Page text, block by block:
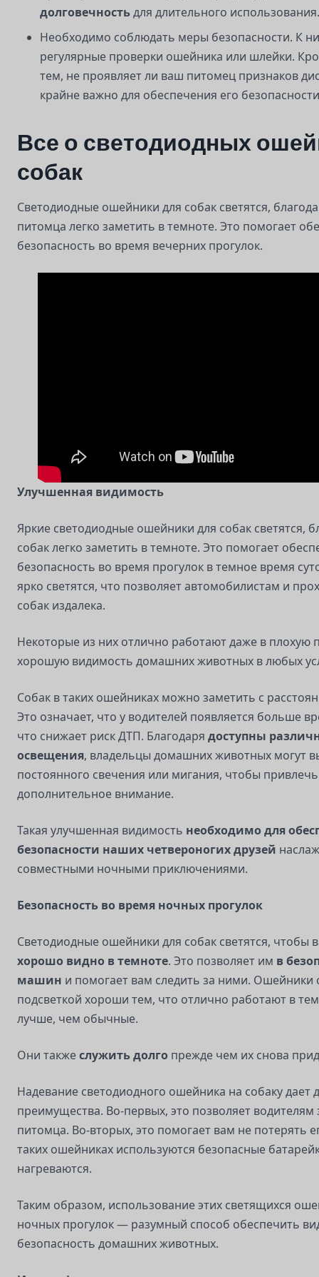
долговечностьдля длительного использования.
Необходимо соблюдать меры безопасности. К
регулярные проверки ошейника или шлейки.
тем, не проявляет ли ваш питомец признаков
крайне важно для обеспечения его
Все о светодиодных
собак
Светодиодные ошейники для собак светятся,
питомца легко заметить в темноте. Это помогает
безопасность во время вечерних прогулок.
Улучшенная видимость
Яркие светодиодные ошейники для собак светятся,
собак легко заметить в темноте. Это помогает
безопасность во время прогулок в темное время
ярко светятся, что позволяет автомобилистам и
собак издалека.
Некоторые из них отлично работают даже в плохую
хорошую видимость домашних животных в любых
Собак в таких ошейниках можно заметить с
Это означает, что у водителей появляется больше
что снижает риск ДТП. Благодаря доступны
освещения, владельцы домашних животных могут
постоянного свечения или мигания, чтобы
дополнительное внимание.
Такая улучшенная видимость необходимо для
безопасности наших четвероногих друзей
совместными ночными приключениями.
Безопасность во время ночных прогулок
Светодиодные ошейники для собак светятся, чтобы
хорошо видно в темноте. Это позволяет им в
машин и помогает вам следить за ними. Ошейники
подсветкой хороши тем, что отлично работают в
лучше, чем обычные.
Они такжеслужить долго прежде чем их снова
Надевание светодиодного ошейника на собаку дает
преимущества. Во-первых, это позволяет водителям
питомца. Во-вторых, это помогает вам не потерять
таких ошейниках используются безопасные
нагреваются.
Таким образом, использование этих светящихся
ночных прогулок — разумный способ обеспечить
безопасность домашних животных.